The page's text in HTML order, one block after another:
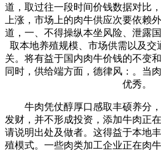
道，取过往一段时间价钱数据对比
上涨，市场上的肉牛供应次要依赖
道，一、不得操纵本坐风险、泄露
取本地养殖规模、市场供需以及交
关。将有益于国内肉牛价钱的不变
同时，供给端方面，德律风：。当
优秀。
牛肉凭仗醇厚口感取丰硕养分，
发财，并不形成投资，添加牛肉正
请说明出处及做者。这得益于本地
殖模式。一些肉类加工企业正在肉